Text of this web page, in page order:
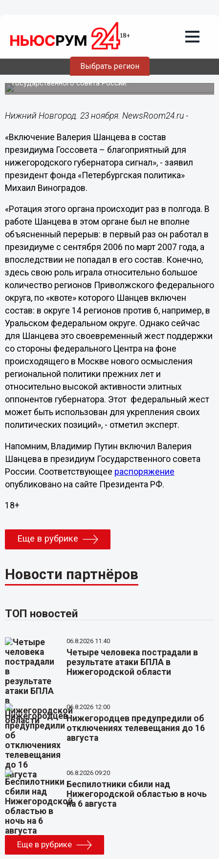
Выбрать регион
Включение Валерия Шанцева в состав
президиума Госсовета –
благоприятный сигнал, - Виноградов
Владимир Путин включил Валерия Шанцева в президиум
Государственного совета России.
Нижний Новгород. 23 ноября. NewsRoom24.ru -
«Включение Валерия Шанцева в состав
президиума Госсовета – благоприятный для
нижегородского губернатора сигнал», - заявил
президент фонда «Петербургская политика»
Михаил Виноградов.
«Ротация этого органа происходит раз в полгода. В
работе Шанцева в этом органе был не вполне
объясненный перерыв: в первый раз он работал в
президиуме с сентября 2006 по март 2007 года, а
впоследствии не попадал в его состав. Конечно,
здесь свою роль играла относительно большое
количество регионов Приволжского федерального
округа, по «квоте» которого Шанцев включен
состав: в округе 14 регионов против 6, например, в
Уральском федеральном округе. Однако сейчас
для Шанцева это своевременный жест поддержки
со стороны федерального Центра на фоне
происходящего в Москве нового осмысления
региональной политики прежних лет и
относительно высокой активности элитных
оппонентов губернатора. Этот федеральный жест
может быть использован для укрепления своих
политических позиций», - отметил эксперт.
Напомним, Владимир Путин включил Валерия
Шанцева в президиум Государственного совета
России. Соответствующее распоряжение
опубликовано на сайте Президента РФ.
18+
Еще в рубрике
Новости партнёров
ТОП новостей
06.8.2026 11:40
Четыре человека пострадали в
результате атаки БПЛА в
Нижегородской области
06.8.2026 12:00
Нижегородцев предупредили об
отключениях телевещания до 16
августа
06.8.2026 09:20
Беспилотники сбили над
Нижегородской областью в ночь
на 6 августа
Еще в рубрике